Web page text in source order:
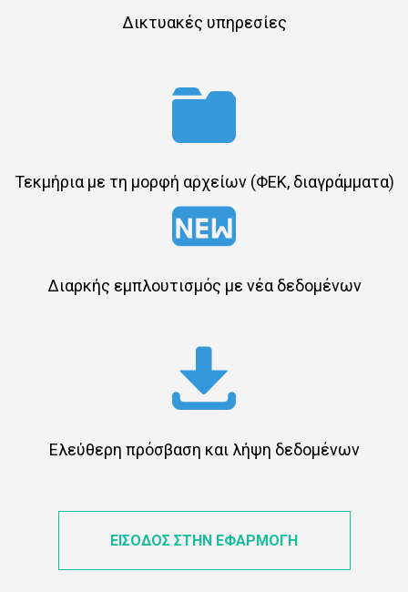
Δικτυακές υπηρεσίες
Τεκμήρια με τη μορφή αρχείων (ΦΕΚ, διαγράμματα)
Διαρκής εμπλουτισμός με νέα δεδομένων
Ελεύθερη πρόσβαση και λήψη δεδομένων
ΕΙΣΟΔΟΣ ΣΤΗΝ ΕΦΑΡΜΟΓΗ